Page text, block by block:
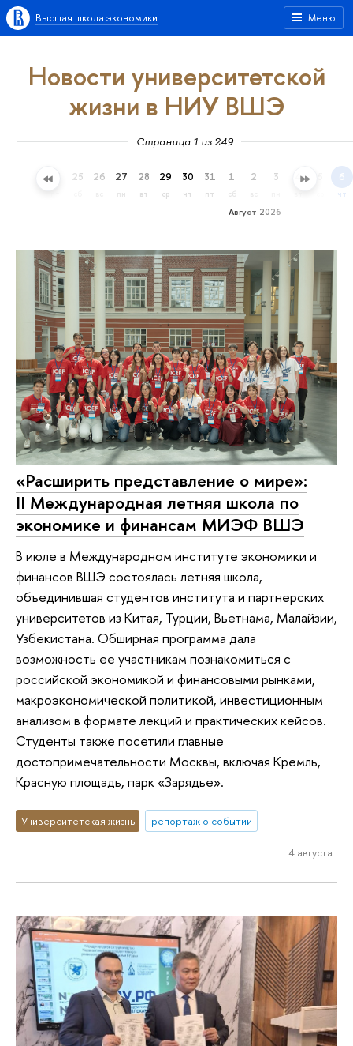
Меню
Высшая школа экономики
Новости университетской
жизни в НИУ ВШЭ
Страница 1 из 249
24 25 26 27
пн
28
вт
29
ср
30
чт
31
пт
Август 2026
1
сб
2 3 4 6
чт
«Расширить представление о мире»:
II Международная летняя школа по
экономике и финансам МИЭФ ВШЭ
В июле в Международном институте экономики и
финансов ВШЭ состоялась летняя школа,
объединившая студентов института и партнерских
университетов из Китая, Турции, Вьетнама, Малайзии,
Узбекистана. Обширная программа дала
возможность ее участникам познакомиться с
российской экономикой и финансовыми рынками,
макроэкономической политикой, инвестиционным
анализом в формате лекций и практических кейсов.
Студенты также посетили главные
достопримечательности Москвы, включая Кремль,
Красную площадь, парк «Зарядье».
Университетская жизнь репортаж о событии
4 августа